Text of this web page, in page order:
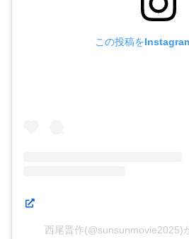
この投稿を
西尾晋作(@sunsunmovie2025)